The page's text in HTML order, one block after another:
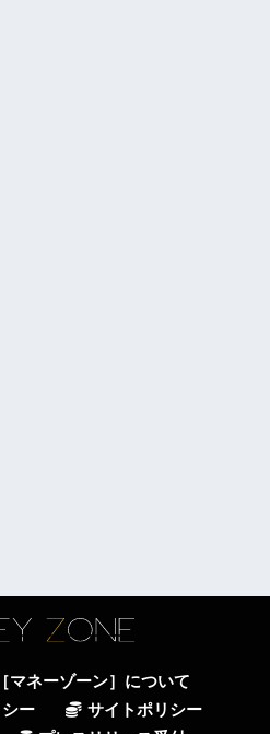
マネーゾーン］について
ー
サイトポリシー